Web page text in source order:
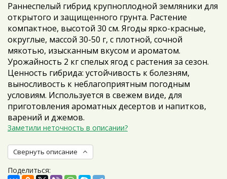
Раннеспелый гибрид крупноплодной земляники для
открытого и защищенного грунта. Растение
компактное, высотой 30 см. Ягоды ярко-красные,
округлые, массой 30-50 г, с плотной, сочной
мякотью, изысканным вкусом и ароматом.
Урожайность 2 кг спелых ягод с растения за сезон.
Ценность гибрида: устойчивость к болезням,
выносливость к неблагоприятным погодным
условиям. Используется в свежем виде, для
приготовления ароматных десертов и напитков,
варений и джемов.
Заметили неточность в описании?
Свернуть описание
Поделиться: